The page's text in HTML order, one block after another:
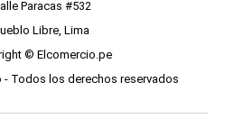
Paracas #532
Libre, Lima
© Elcomercio.pe
- Todos los derechos reservados